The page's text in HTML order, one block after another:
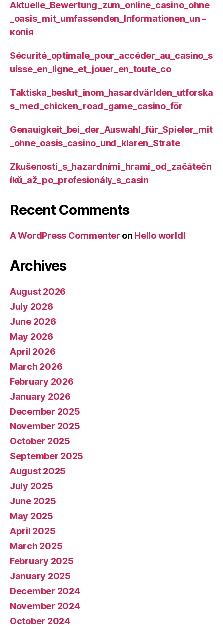
Aktuelle_Bewertung_zum_online_casino_ohne
_oasis_mit_umfassenden_Informationen_un –
копія
Sécurité_optimale_pour_accéder_au_casino_s
uisse_en_ligne_et_jouer_en_toute_co
Taktiska_beslut_inom_hasardvärlden_utforska
s_med_chicken_road_game_casino_för
Genauigkeit_bei_der_Auswahl_für_Spieler_mit
_ohne_oasis_casino_und_klaren_Strate
Zkušenosti_s_hazardními_hrami_od_začátečn
íků_až_po_profesionály_s_casin
Recent Comments
A WordPress Commenter on Hello world!
Archives
August 2026
July 2026
June 2026
May 2026
April 2026
March 2026
February 2026
January 2026
December 2025
November 2025
October 2025
September 2025
August 2025
July 2025
June 2025
May 2025
April 2025
March 2025
February 2025
January 2025
December 2024
November 2024
October 2024